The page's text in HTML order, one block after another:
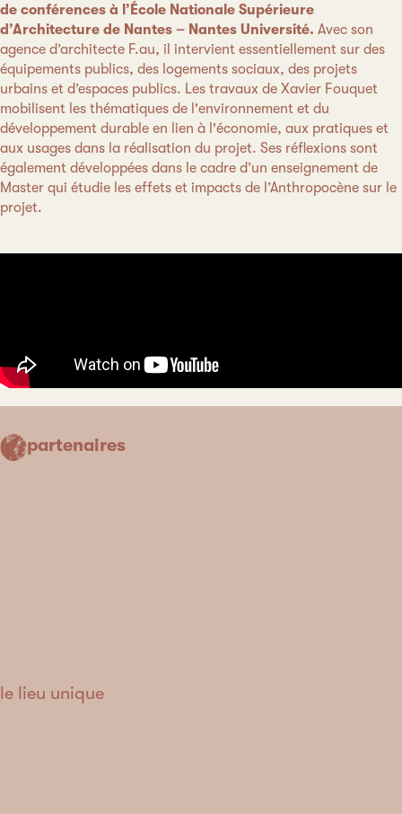
de conférences à l’École Nationale Supérieure
d’Architecture de Nantes – Nantes Université. Avec son
agence d’architecte F.au, il intervient essentiellement sur des
équipements publics, des logements sociaux, des projets
urbains et d’espaces publics. Les travaux de Xavier Fouquet
mobilisent les thématiques de l'environnement et du
développement durable en lien à l'économie, aux pratiques et
aux usages dans la réalisation du projet. Ses réflexions sont
également développées dans le cadre d’un enseignement de
Master qui étudie les effets et impacts de l’Anthropocène sur le
projet.
partenaires
le lieu unique